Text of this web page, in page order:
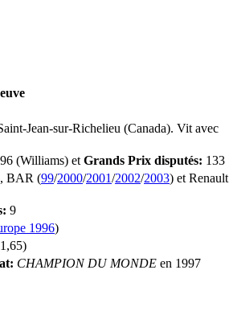
Jean-sur-Richelieu (Canada). Vit avec
(Williams) et Grands Prix disputés: 133
BAR (99/2000/2001/2002/2003) et Renault
9
1996)
CHAMPION DU MONDE en 1997